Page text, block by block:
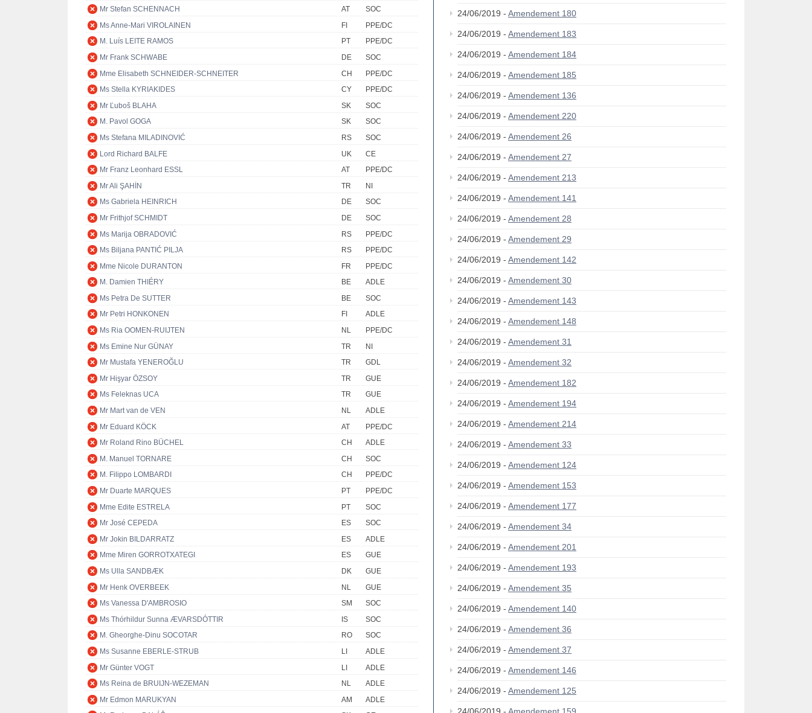
Mr Stefan SCHENNACH
AT
SOC
Ms Anne-Mari VIROLAINEN
FI
PPE/DC
M. Luís LEITE RAMOS
PT
PPE/DC
Mr Frank SCHWABE
DE
SOC
Mme Elisabeth SCHNEIDER-SCHNEITER
CH
PPE/DC
Ms Stella KYRIAKIDES
CY
PPE/DC
Mr Ľuboš BLAHA
SK
SOC
M. Pavol GOGA
SK
SOC
Ms Stefana MILADINOVIĆ
RS
SOC
Lord Richard BALFE
UK
CE
Mr Franz Leonhard ESSL
AT
PPE/DC
Mr Ali ŞAHİN
TR
NI
Ms Gabriela HEINRICH
DE
SOC
Mr Frithjof SCHMIDT
DE
SOC
Ms Marija OBRADOVIĆ
RS
PPE/DC
Ms Biljana PANTIĆ PILJA
RS
PPE/DC
Mme Nicole DURANTON
FR
PPE/DC
M. Damien THIÉRY
BE
ADLE
Ms Petra De SUTTER
BE
SOC
Mr Petri HONKONEN
FI
ADLE
Ms Ria OOMEN-RUIJTEN
NL
PPE/DC
Ms Emine Nur GÜNAY
TR
NI
Mr Mustafa YENEROĞLU
TR
GDL
Mr Hişyar ÖZSOY
TR
GUE
Ms Feleknas UCA
TR
GUE
Mr Mart van de VEN
NL
ADLE
Mr Eduard KÖCK
AT
PPE/DC
Mr Roland Rino BÜCHEL
CH
ADLE
M. Manuel TORNARE
CH
SOC
M. Filippo LOMBARDI
CH
PPE/DC
Mr Duarte MARQUES
PT
PPE/DC
Mme Edite ESTRELA
PT
SOC
Mr José CEPEDA
ES
SOC
Mr Jokin BILDARRATZ
ES
ADLE
Mme Miren GORROTXATEGI
ES
GUE
Ms Ulla SANDBÆK
DK
GUE
Mr Henk OVERBEEK
NL
GUE
Ms Vanessa D'AMBROSIO
SM
SOC
Ms Thórhildur Sunna ÆVARSDÓTTIR
IS
SOC
M. Gheorghe-Dinu SOCOTAR
RO
SOC
Ms Susanne EBERLE-STRUB
LI
ADLE
Mr Günter VOGT
LI
ADLE
Ms Reina de BRUIJN-WEZEMAN
NL
ADLE
Mr Edmon MARUKYAN
AM
ADLE
24/06/2019 - Amendement 180
24/06/2019 - Amendement 183
24/06/2019 - Amendement 184
24/06/2019 - Amendement 185
24/06/2019 - Amendement 136
24/06/2019 - Amendement 220
24/06/2019 - Amendement 26
24/06/2019 - Amendement 27
24/06/2019 - Amendement 213
24/06/2019 - Amendement 141
24/06/2019 - Amendement 28
24/06/2019 - Amendement 29
24/06/2019 - Amendement 142
24/06/2019 - Amendement 30
24/06/2019 - Amendement 143
24/06/2019 - Amendement 148
24/06/2019 - Amendement 31
24/06/2019 - Amendement 32
24/06/2019 - Amendement 182
24/06/2019 - Amendement 194
24/06/2019 - Amendement 214
24/06/2019 - Amendement 33
24/06/2019 - Amendement 124
24/06/2019 - Amendement 153
24/06/2019 - Amendement 177
24/06/2019 - Amendement 34
24/06/2019 - Amendement 201
24/06/2019 - Amendement 193
24/06/2019 - Amendement 35
24/06/2019 - Amendement 140
24/06/2019 - Amendement 36
24/06/2019 - Amendement 37
24/06/2019 - Amendement 146
24/06/2019 - Amendement 125